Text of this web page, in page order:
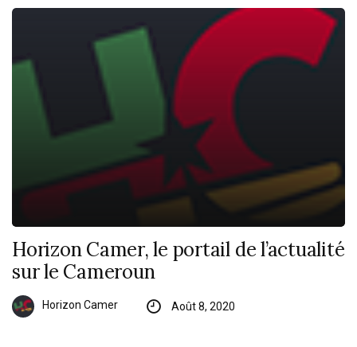
Horizon Camer, le portail de l’actualité
sur le Cameroun
Horizon Camer Août 8, 2020